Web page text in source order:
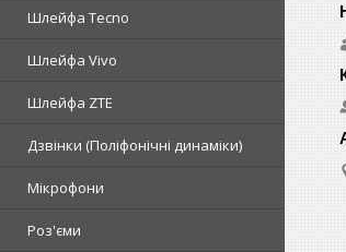
Шлейфа Tecno
Шлейфа Vivo
Шлейфа ZTE
Дзвінки (Поліфонічні динаміки)
Мікрофони
Роз'єми